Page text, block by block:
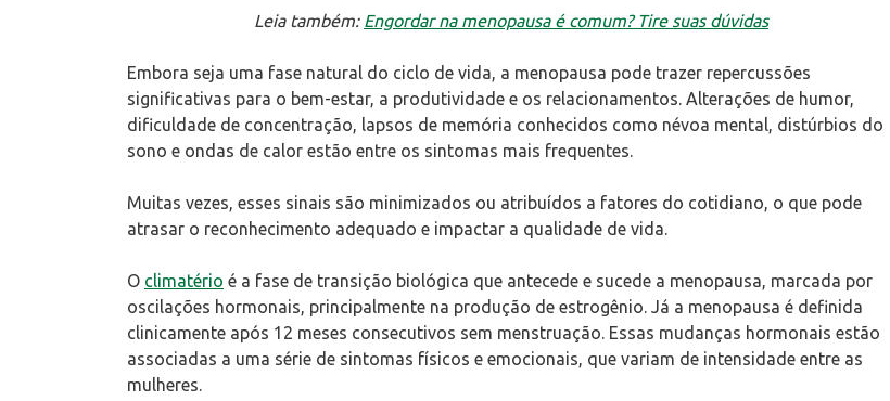
Leia também: Engordar na menopausa é comum? Tire suas dúvidas
Embora seja uma fase natural do ciclo de vida, a menopausa pode trazer repercussões
significativas para o bem-estar, a produtividade e os relacionamentos. Alterações de humor,
dificuldade de concentração, lapsos de memória conhecidos como névoa mental, distúrbios do
sono e ondas de calor estão entre os sintomas mais frequentes.
Muitas vezes, esses sinais são minimizados ou atribuídos a fatores do cotidiano, o que pode
atrasar o reconhecimento adequado e impactar a qualidade de vida.
O climatério é a fase de transição biológica que antecede e sucede a menopausa, marcada por
oscilações hormonais, principalmente na produção de estrogênio. Já a menopausa é definida
clinicamente após 12 meses consecutivos sem menstruação. Essas mudanças hormonais estão
associadas a uma série de sintomas físicos e emocionais, que variam de intensidade entre as
mulheres.